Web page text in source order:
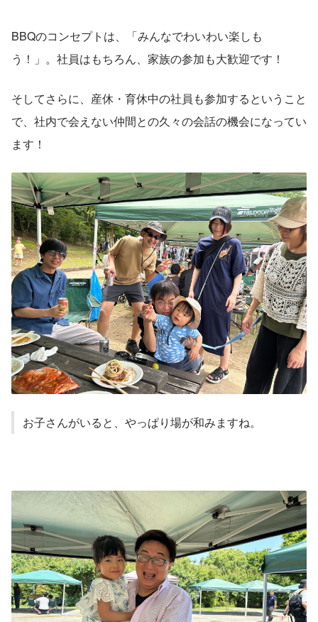
BBQのコンセプトは、「みんなでわいわい楽しも
う！」。社員はもちろん、家族の参加も大歓迎です！
そしてさらに、産休・育休中の社員も参加するということ
で、社内で会えない仲間との久々の会話の機会になってい
ます！
お子さんがいると、やっぱり場が和みますね。